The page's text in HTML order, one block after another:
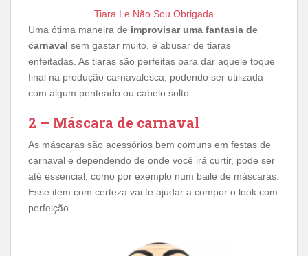
Tiara Le Não Sou Obrigada
Uma ótima maneira de improvisar uma fantasia de
carnaval sem gastar muito, é abusar de tiaras
enfeitadas. As tiaras são perfeitas para dar aquele toque
final na produção carnavalesca, podendo ser utilizada
com algum penteado ou cabelo solto.
2 – Máscara de carnaval
As máscaras são acessórios bem comuns em festas de
carnaval e dependendo de onde você irá curtir, pode ser
até essencial, como por exemplo num baile de máscaras.
Esse item com certeza vai te ajudar a compor o look com
perfeição.